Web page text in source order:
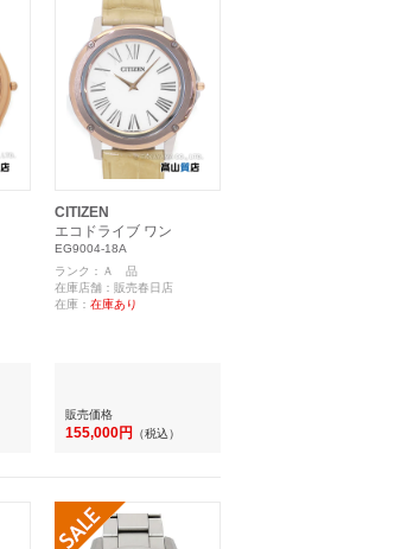
CITIZEN
エコドライブ ワン
EG9004-18A
ランク：Ａ 品
在庫店舗：販売春日店
在庫： 在庫あり
販売価格
155,000円 （税込）